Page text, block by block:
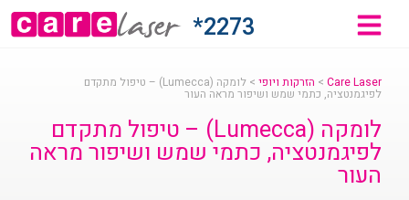
2273*
Care Laser
> הזרקות ויופי > לומקה (Lumecca) – טיפול מתקדם
לפיגמנטציה, כתמי שמש ושיפור מראה העור
לומקה (Lumecca) – טיפול מתקדם
לפיגמנטציה, כתמי שמש ושיפור מראה
העור